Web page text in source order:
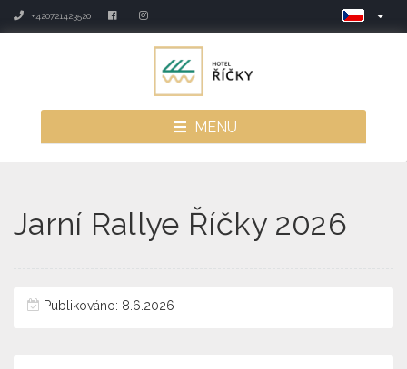
+420721423520
MENU
Jarní Rallye Říčky 2026
Publikováno: 8.6.2026